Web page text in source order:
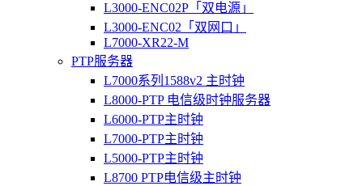
L3000-ENC02P「双电源」
L3000-ENC02「双网口」
L7000-XR22-M
PTP服务器
L7000系列1588v2 主时钟
L8000-PTP 电信级时钟服务器
L6000-PTP主时钟
L7000-PTP主时钟
L5000-PTP主时钟
L8700 PTP电信级主时钟